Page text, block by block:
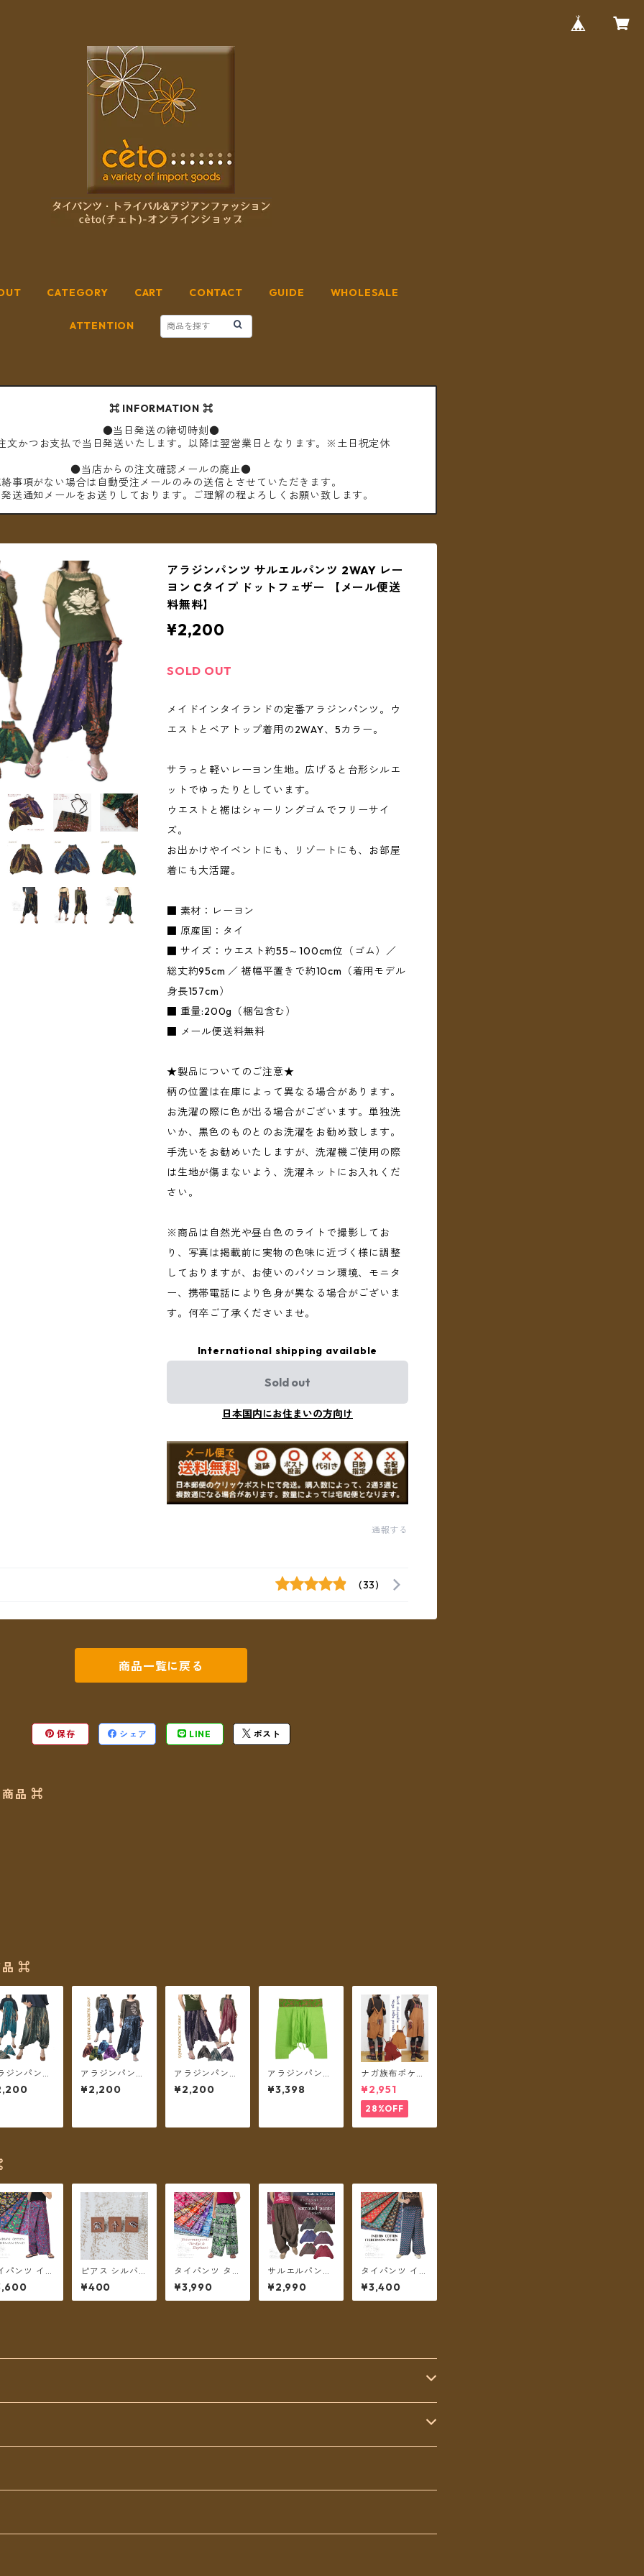
CATEGORY CART CONTACT GUIDE WHOLESALE
ATTENTION
⌘ INFORMATION ⌘
●当日発送の締切時刻●
文かつお支払で当日発送いたします。以降は翌営業日となります。※土日祝定休
●当店からの注文確認メールの廃止●
事項がない場合は自動受注メールのみの送信とさせていただきます。
送通知メールをお送りしております。ご理解の程よろしくお願い致します。
アラジンパンツ サルエルパンツ 2WAY レー
ヨン Cタイプ ドットフェザー 【メール便送
料無料】
¥2,200
SOLD OUT
メイドインタイランドの定番アラジンパンツ。ウ
エストとベアトップ着用の2WAY、5カラー。
サラっと軽いレーヨン生地。広げると台形シルエ
ットでゆったりとしています。
ウエストと裾はシャーリングゴムでフリーサイ
ズ。
お出かけやイベントにも、リゾートにも、お部屋
着にも大活躍。
■ 素材：レーヨン
■ 原産国：タイ
■ サイズ：ウエスト約55～100cm位（ゴム）／
総丈約95cm ／ 裾幅平置きで約10cm（着用モデル
身長157cm）
■ 重量:200g（梱包含む）
■ メール便送料無料
★製品についてのご注意★
柄の位置は在庫によって異なる場合があります。
お洗濯の際に色が出る場合がございます。単独洗
いか、黒色のものとのお洗濯をお勧め致します。
手洗いをお勧めいたしますが、洗濯機ご使用の際
は生地が傷まないよう、洗濯ネットにお入れくだ
さい。
※商品は自然光や昼白色のライトで撮影してお
り、写真は掲載前に実物の色味に近づく様に調整
しておりますが、お使いのパソコン環境、モニタ
ー、携帯電話により色身が異なる場合がございま
す。何卒ご了承くださいませ。
International shipping available
Sold out
日本国内にお住まいの方向け
通報する
(33)
商品一覧に戻る
保存 シェア LINE ポスト
商品 ⌘
品 ⌘
ジンパンツ
エルパンツ
レーヨン
料】
アラジンパンツ
サルエルパンツ
2WAY レーヨン
無料】
¥2,200
アラジンパンツ
サルエルパンツ
2WAY レーヨン
ル便送料無料】
¥2,200
アラジンパンツ
型タイパンツ 折
返しプリント
送料無料】
¥3,398
ナガ族布ポケッ
ト ショートサロ
ペット B ★2カ
ラー★【メール
便送料無料】
¥2,951
28%OFF
パンツ イン
インド更紗
アジアン
ニカルプリ
ピアス シルバー
ピアス でんわ/
にんげん/トゥ
クトゥク
¥400
タイパンツ タイ
ダイ＆エレファ
ントプリント リ
ゾパン 7カラー
¥3,990
サルエルパンツ
アラジンパンツ
ストライプコッ
トン メンズ レ
送料無料】
¥2,990
タイパンツ イン
ド綿 インド更紗
no.6 小花＆ダ
マスク草花プリ
¥3,400